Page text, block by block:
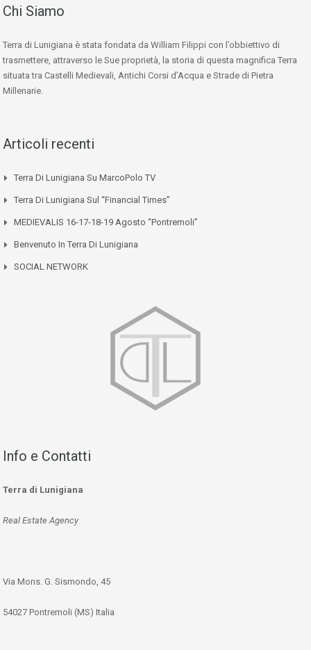
Chi Siamo
Terra di Lunigiana è stata fondata da William Filippi con l’obbiettivo di
trasmettere, attraverso le Sue proprietà, la storia di questa magnifica Terra
situata tra Castelli Medievali, Antichi Corsi d’Acqua e Strade di Pietra
Millenarie.
Articoli recenti
Terra Di Lunigiana Su MarcoPolo TV
Terra Di Lunigiana Sul “Financial Times”
MEDIEVALIS 16-17-18-19 Agosto “Pontremoli”
Benvenuto In Terra Di Lunigiana
SOCIAL NETWORK
Info e Contatti
Terra di Lunigiana
Real Estate Agency
Via Mons. G. Sismondo, 45
54027 Pontremoli (MS) Italia